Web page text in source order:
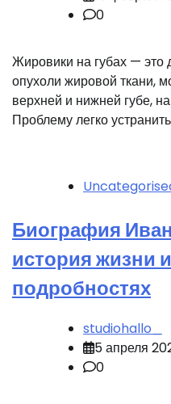
0
Жировики на губах — это
опухоли жировой ткани,
верхней и нижней губе,
Проблему легко
Биография
история жизни
подробностях
studiohallo_
5 апреля
0